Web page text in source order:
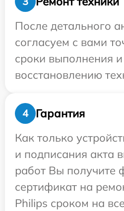
После детального
согласуем с вами
сроки выполнения
восстановлению
4
Гарантия
Как только
и подписания акта
работ Вы получите
сертификат на
Philips сроком на